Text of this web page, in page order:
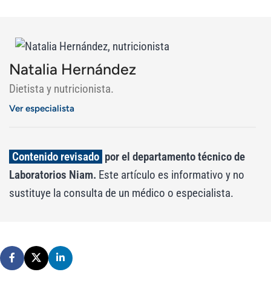
Natalia Hernández
Dietista y nutricionista.
Ver especialista
Contenido revisado por el departamento técnico de
Laboratorios Niam. Este artículo es informativo y no
sustituye la consulta de un médico o especialista.